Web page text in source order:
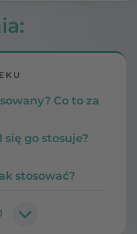
Co to za
go stosuje?
stosować?